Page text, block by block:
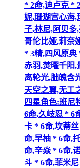
* 2命,迪卢克 *
妮,珊瑚宫心海,
子,林尼,阿贝多
哥伦比娅,莉奈
* 3精,四风原典
赤羽,焚曜千阳,
离轮光,朏魄含
天空之翼,无工
四星角色:班尼
6命,久岐忍 * 6
卡 * 6命,坎蒂
命,早柚 * 6命,
命,辛焱 * 6命,
斗 * 6命,菲米